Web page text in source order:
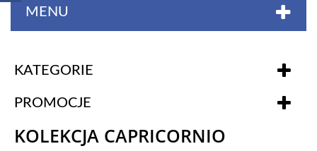
MENU
KATEGORIE
PROMOCJE
KOLEKCJA CAPRICORNIO